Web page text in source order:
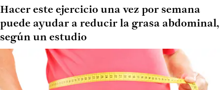
Hacer este ejercicio una vez por semana
puede ayudar a reducir la grasa abdominal,
según un estudio